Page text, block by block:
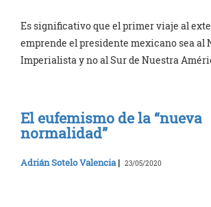
Es significativo que el primer viaje al
emprende el presidente mexicano sea al
Imperialista y no al Sur de Nuestra
El eufemismo de la “nueva
normalidad”
Adrián Sotelo Valencia | 23/05/2020